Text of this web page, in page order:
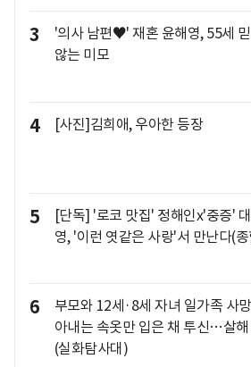
3
'의사 남편♥' 재혼 윤해영, 55세 믿
않는 미모
4 [사진]김희애, 우아한 등장
5
[단독] '로코 맛집' 정해인x'중증'
영, '이런 엿같은 사랑'서 만난다(
6
부모와 12세·8세 자녀 일가족 사
아내는 속옷만 입은 채 투신…살해
(실화탐사대)